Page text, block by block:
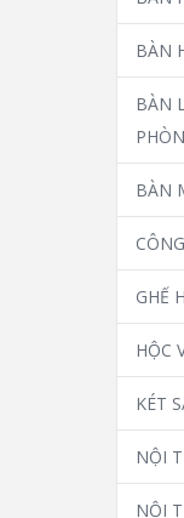
BÀN
BÀN
BÀN
GHẾ
HỘC
KÉT
NỘI
NỘI